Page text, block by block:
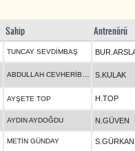
Sahip Antrenörü
TUNCAY SEVDİMBAŞ
S.KULAK
AYŞETE TOP H.TOP
AYDIN AYDOĞDU N.GÜVEN
METİN GÜNDAY S.GÜRKAN